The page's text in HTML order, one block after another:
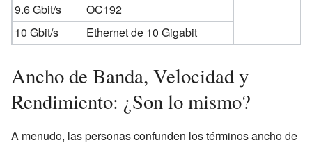
9.6 Gbit/s
OC192
10 Gbit/s
Ethernet de 10 Gigabit
Ancho de Banda, Velocidad y
Rendimiento: ¿Son lo mismo?
A menudo, las personas confunden los términos ancho de